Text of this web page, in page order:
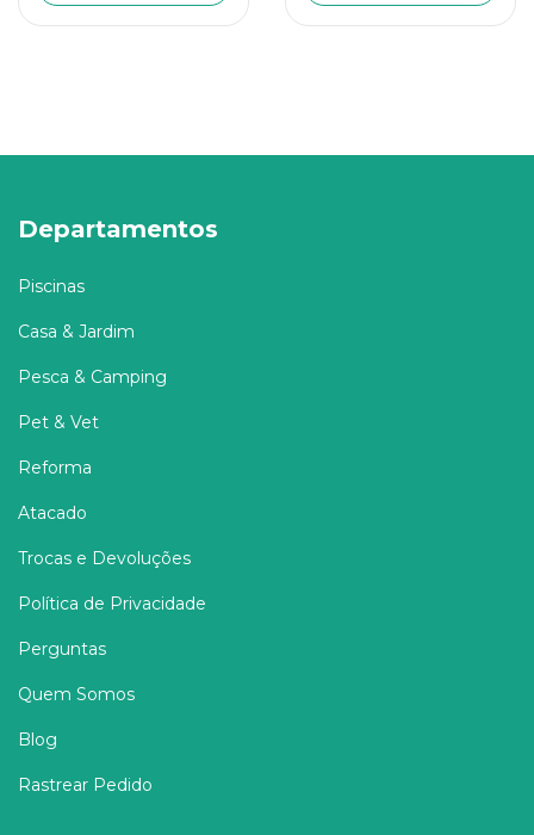
Departamentos
Piscinas
Casa & Jardim
Pesca & Camping
Pet & Vet
Reforma
Atacado
Trocas e Devoluções
Política de Privacidade
Perguntas
Quem Somos
Blog
Rastrear Pedido